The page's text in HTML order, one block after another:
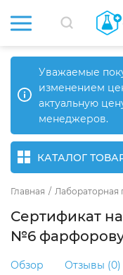
Уважаемые
изменением
актуальную
менеджеров.
КАТАЛОГ
Главная / Лабораторная
Сертификат
№6
Обзор Отзывы (0)